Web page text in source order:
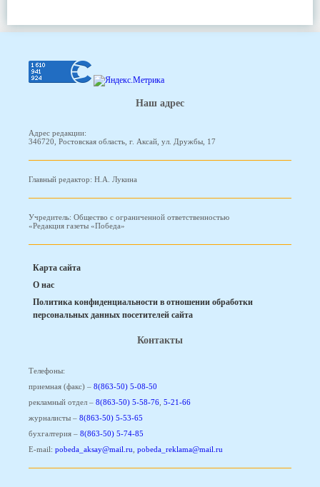
Наш адрес
Адрес редакции:
346720, Ростовская область, г. Аксай, ул. Дружбы, 17
Главный редактор: Н.А. Лукина
Учредитель: Общество с ограниченной ответственностью
«Редакция газеты «Победа»
Карта сайта
О нас
Политика конфиденциальности в отношении обработки
персональных данных посетителей сайта
Контакты
Телефоны:
приемная (факс) – 8(863-50) 5-08-50
рекламный отдел – 8(863-50) 5-58-76 5-21-66
журналисты – 8(863-50) 5-53-65
бухгалтерия – 8(863-50) 5-74-85
E-mail: pobeda_aksay@mail.ru pobeda_reklama@mail.ru